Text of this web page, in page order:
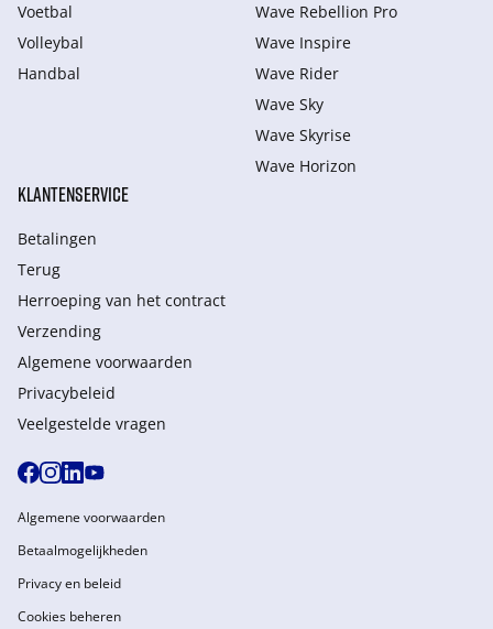
Voetbal
Volleybal
Handbal
Wave Rebellion Pro
Wave Inspire
Wave Rider
Wave Sky
Wave Skyrise
Wave Horizon
KLANTENSERVICE
Betalingen
Terug
Herroeping van het contract
Verzending
Algemene voorwaarden
Privacybeleid
Veelgestelde vragen
Algemene voorwaarden
Betaalmogelijkheden
Privacy en beleid
Cookies beheren